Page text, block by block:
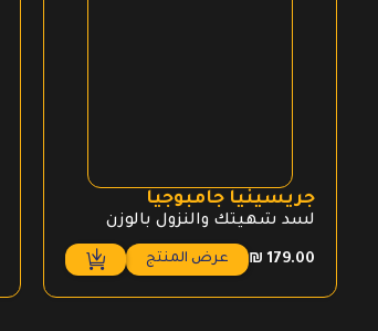
جريسينيا جامبوجيا
لسد شهيتك والنزول بالوزن
₪ 179.00 عرض المنتج